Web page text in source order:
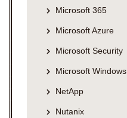
Microsoft 365
Microsoft Azure
Microsoft Security
Microsoft Windows
NetApp
Nutanix